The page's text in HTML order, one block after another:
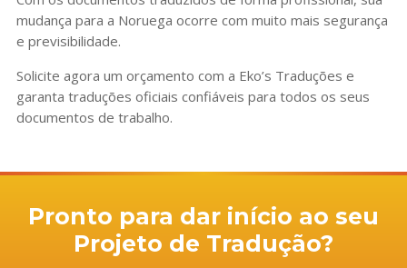
mudança para a Noruega ocorre com muito mais segurança
e previsibilidade.
Solicite agora um orçamento com a Eko’s Traduções e
garanta traduções oficiais confiáveis para todos os seus
documentos de trabalho.
Pronto para dar início ao seu
Projeto de Tradução?